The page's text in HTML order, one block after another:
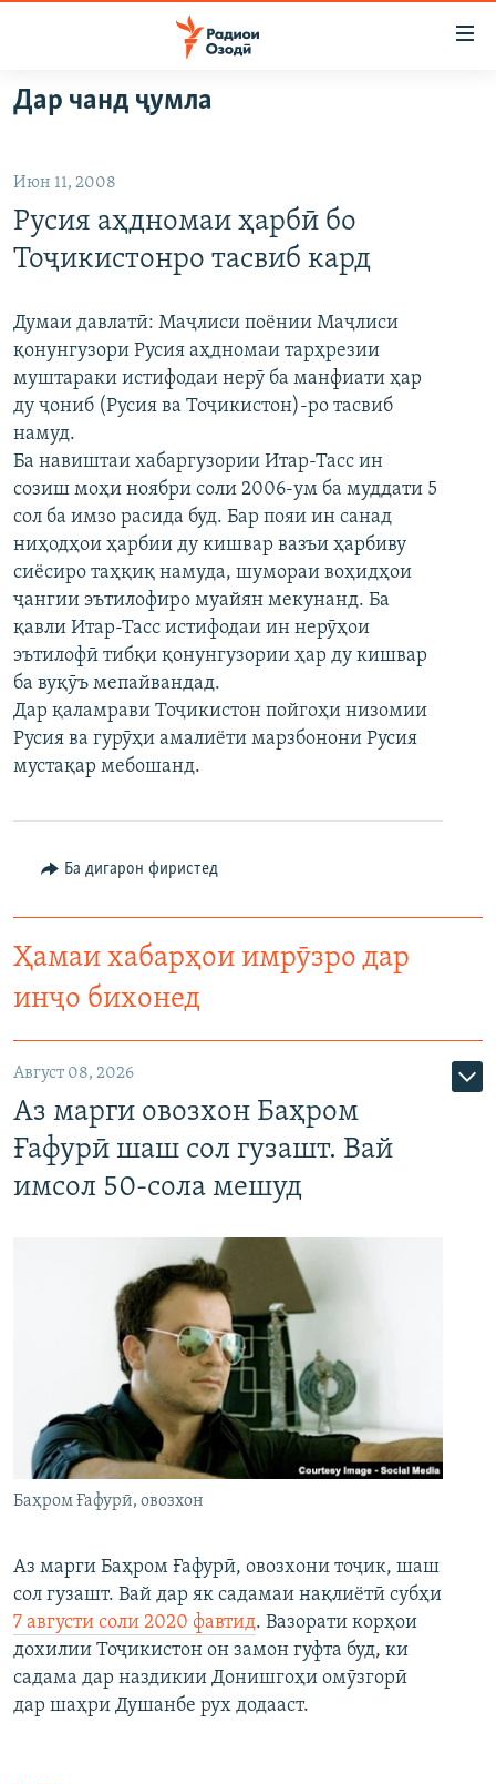
Ҷаҳиш
ба
аслӣ
ба
феҳристи
Ҷаҳиш
ба
ҷустор
ГӮШАҲО
ОСИЁИ МАРКАЗӢ
ФАРҲАНГ
МЕҲМОНИ ОЗОДӢ
ВАРЗИШ
САЛОМ, ХОҲАР
ТАҲҚИҚОТ
ҶАНГ ДАР УКРАИНА
НАЗАРИ МАРДУМ
БЛОГИСТОН
ОЗОДӢ ОНЛАЙН
ЧАНДРАСОНАӢ
ВИДЕО
ГУЗОРИШҲОИ РАДИОӢ
РӮЙХАТҲО
КИТОБҲОИ ОЗОДӢ
Русский
ПАЙГИРӢ КУНЕД
Ҳамаи сомонаҳои RFE/RL
Дар чанд ҷумла
Июн 11, 2008
Русия аҳдномаи ҳарбӣ бо
Тоҷикистонро тасвиб кард
Думаи давлатӣ: Маҷлиси поёнии Маҷлиси
қонунгузори Русия аҳдномаи тарҳрезии
муштараки истифодаи нерӯ ба манфиати ҳар
ду ҷониб (Русия ва Тоҷикистон)-ро тасвиб
намуд.
Ба навиштаи хабаргузории Итар-Тасс ин
созиш моҳи ноябри соли 2006-ум ба муддати 5
сол ба имзо расида буд. Бар пояи ин санад
ниҳодҳои ҳарбии ду кишвар вазъи ҳарбиву
сиёсиро таҳқиқ намуда, шумораи воҳидҳои
ҷангии эътилофиро муайян мекунанд. Ба
қавли Итар-Тасс истифодаи ин нерӯҳои
эътилофӣ тибқи қонунгузории ҳар ду кишвар
ба вуқӯъ мепайвандад.
Дар қаламрави Тоҷикистон пойгоҳи низомии
Русия ва гурӯҳи амалиёти марзбонони Русия
мустақар мебошанд.
Ба дигарон фиристед
Ҳамаи хабарҳои имрӯзро дар
инҷо бихонед
Август 08, 2026
Аз марги овозхон Баҳром
Ғафурӣ шаш сол гузашт. Вай
имсол 50-сола мешуд
Баҳром Ғафурӣ, овозхон
Аз марги Баҳром Ғафурӣ, овозхони тоҷик, шаш
сол гузашт. Вай дар як садамаи нақлиётӣ субҳи
7 августи соли 2020 фавтид. Вазорати корҳои
дохилии Тоҷикистон он замон гуфта буд, ки
садама дар наздикии Донишгоҳи омӯзгорӣ
дар шаҳри Душанбе рух додааст.